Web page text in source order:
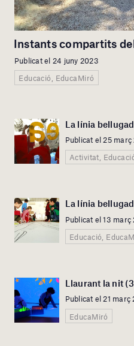
Instants compartits
Publicat el 24 juny 2023
Educació, EducaMiró
La línia
Publicat el 25 març
Activitat,
La línia
Publicat el 13 març
Educació,
Llaurant la nit
Publicat el 21 març
EducaMiró